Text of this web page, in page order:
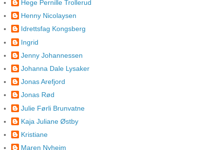
Hege Pernille Trollerud
Henny Nicolaysen
Idrettsfag Kongsberg
Ingrid
Jenny Johannessen
Johanna Dale Lysaker
Jonas Arefjord
Jonas Rød
Julie Førli Brunvatne
Kaja Juliane Østby
Kristiane
Maren Nyheim